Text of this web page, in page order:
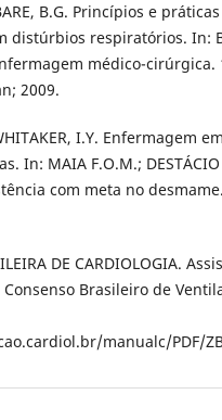
B.G. Princípios e
distúrbios respiratórios. In:
médico-cirúrgica.
2009.
I.Y. Enfermagem
In: MAIA F.O.M.;
com meta no
DE CARDIOLOGIA.
Brasileiro de
manualc/PDF/